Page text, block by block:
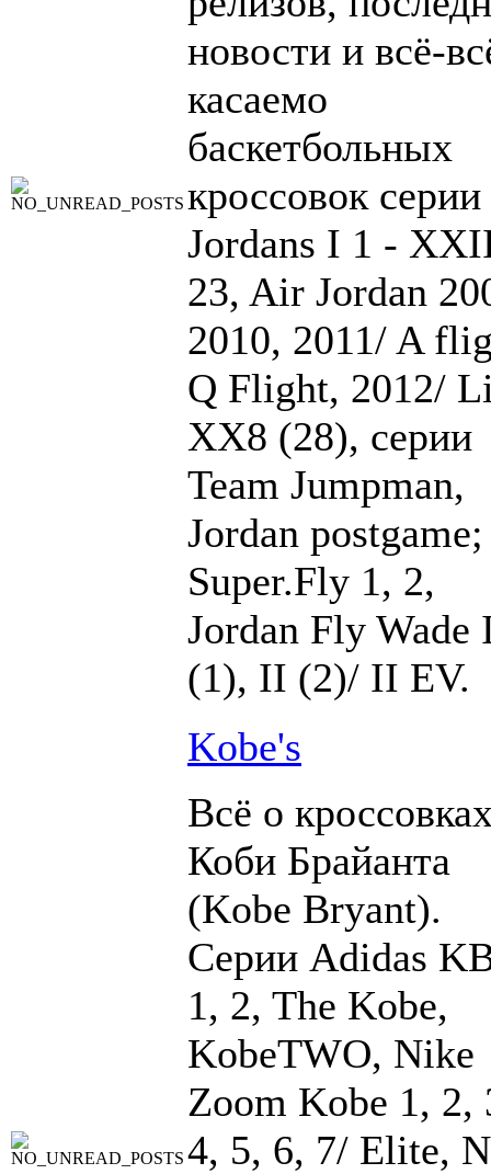
новости и всё-
касаемо
баскетбольных
кроссовок
Jordans I 1 -
23, Air Jordan
2010, 2011/ A
Q Flight, 2012/
XX8 (28), серии
Team Jumpman,
Jordan postgame;
Super.Fly 1, 2,
Jordan Fly Wade
(1), II (2)/ II EV.
Kobe's
Всё о
Коби Брайанта
(Kobe Bryant).
Серии Adidas
1, 2, The Kobe,
KobeTWO, Nike
Zoom Kobe 1, 2,
4, 5, 6, 7/ Elite,